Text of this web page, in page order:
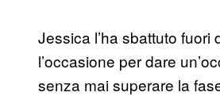
Jessica l’ha sbattuto fuori
l’occasione per dare
senza mai superare la